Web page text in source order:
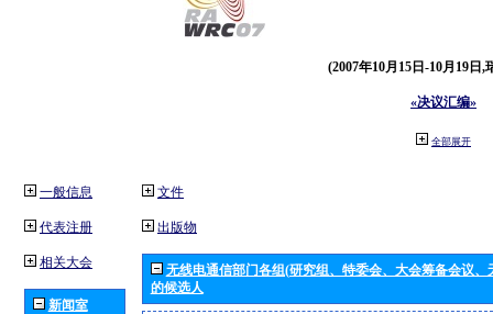
(2007年10月15日-10月19日,
«决议汇编»
全部展开
一般信息
代表注册
相关大会
新闻室
文件
出版物
无线电通信部门各组(研究组、特委会、大会筹备会议
的候选人